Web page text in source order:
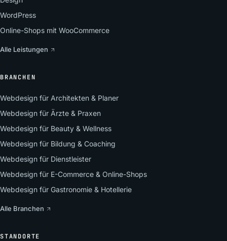
WordPress
Online-Shops mit WooCommerce
Alle Leistungen
BRANCHEN
Webdesign für Architekten & Planer
Webdesign für Ärzte & Praxen
Webdesign für Beauty & Wellness
Webdesign für Bildung & Coaching
Webdesign für Dienstleister
Webdesign für E-Commerce & Online-Shops
Webdesign für Gastronomie & Hotellerie
Alle Branchen
STANDORTE